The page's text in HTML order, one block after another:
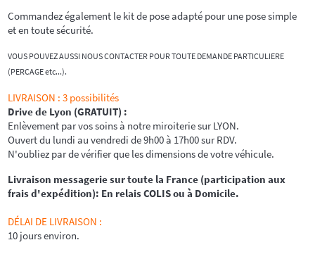
Commandez également le kit de pose adapté pour une pose simple
et en toute sécurité.
VOUS POUVEZ AUSSI NOUS CONTACTER POUR TOUTE DEMANDE PARTICULIERE
(PERCAGE etc...).
LIVRAISON : 3 possibilités
Drive de Lyon (GRATUIT) :
Enlèvement par vos soins à notre miroiterie sur LYON.
Ouvert du lundi au vendredi de 9h00 à 17h00 sur RDV.
N'oubliez par de vérifier que les dimensions de votre véhicule.
Livraison messagerie sur toute la France (participation aux
frais d'expédition): En relais COLIS ou à Domicile.
DÉLAI DE LIVRAISON :
10 jours environ.